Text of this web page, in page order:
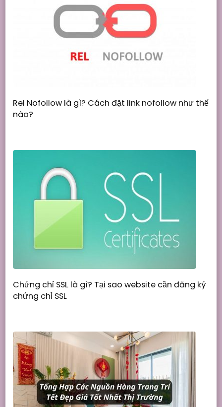
Rel Nofollow là gì? Cách đặt link nofollow như thế
nào?
Chứng chỉ SSL là gì? Tại sao website cần đăng ký
chứng chỉ SSL